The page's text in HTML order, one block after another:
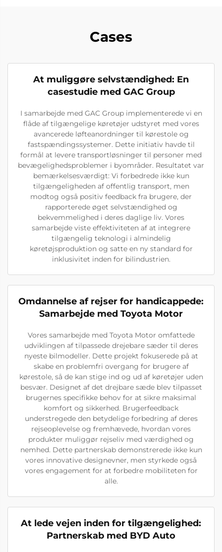
Cases
At muliggøre selvstændighed: En
casestudie med GAC Group
I samarbejde med GAC Group implementerede vi en
flåde af tilgængelige køretøjer udstyret med vores
avancerede løfteanordninger til kørestole og
fastspændingssystemer. Dette initiativ havde til
formål at levere transportløsninger til personer med
bevægelighedsproblemer i byområder. Resultatet var
bemærkelsesværdigt: Vi forbedrede ikke kun
tilgængeligheden af offentlig transport, men
modtog også positiv feedback fra brugere, der
rapporterede øget selvstændighed og
bekvemmelighed i deres daglige liv. Vores
samarbejde viste effektiviteten af at integrere
tilgængelig teknologi i almindelig
køretøjsproduktion og satte en ny standard for
inklusivitet inden for bilindustrien.
Omdannelse af rejser for handicappede:
Samarbejde med Toyota Motor
Vores samarbejde med Toyota Motor omfattede
udviklingen af tilpassede drejebare sæder til deres
nyeste bilmodeller. Dette projekt fokuserede på at
skabe en problemfri overgang for brugere af
kørestole, så de kan stige ind og ud af køretøjer uden
besvær. Designet af det drejbare sæde blev tilpasset
brugernes specifikke behov for at sikre maksimal
komfort og sikkerhed. Brugerfeedback
understregede den betydelige forbedring af deres
rejseoplevelse og fremhævede, hvordan vores
produkter muliggør rejseliv med værdighed og
nemhed. Dette partnerskab demonstrerede ikke kun
vores innovative designevner, men styrkede også
vores engagement for at forbedre mobiliteten for
alle.
At lede vejen inden for tilgængelighed:
Partnerskab med BYD Auto